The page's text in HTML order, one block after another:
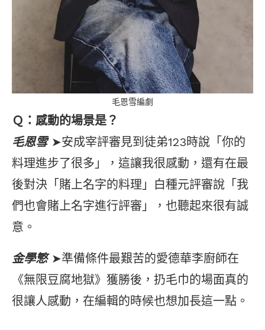
毛恩雪編劇
Ｑ：感動的場景是？
毛恩雪➤安成宰評審見到徒弟123時說「你的
料理進步了很多」，這讓我很感動，還有在最
後對決「賭上名字的料理」白種元評審說「我
們也會賭上名字進行評審」，也聽起來很有誠
意。
金學慜➤準備條件最艱苦的愛德華李廚師在
《無限豆腐地獄》獲勝後，扔毛巾的場面真的
很讓人感動，在編輯的時候也想加長這一點。